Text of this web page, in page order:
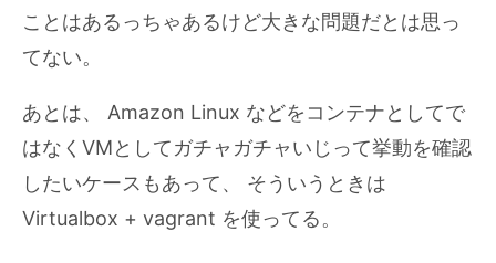
ことはあるっちゃあるけど大きな問題だとは思っ
てない。
あとは、 Amazon Linux などをコンテナとしてで
はなくVMとしてガチャガチャいじって挙動を確認
したいケースもあって、 そういうときは
Virtualbox + vagrant を使ってる。